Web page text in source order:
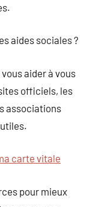
aides sociales ?
aider à vous
officiels, les
associations
carte vitale
pour mieux